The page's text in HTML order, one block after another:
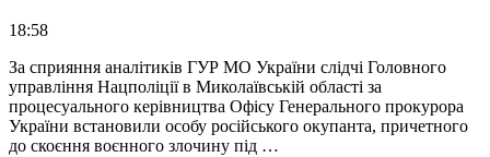
18:58
За сприяння аналітиків ГУР МО України слідчі Головного
управління Нацполіції в Миколаївській області за
процесуального керівництва Офісу Генерального прокурора
України встановили особу російського окупанта, причетного
до скоєння воєнного злочину під …